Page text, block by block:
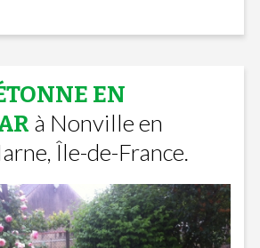
EN
à Nonville en
Île-de-France.